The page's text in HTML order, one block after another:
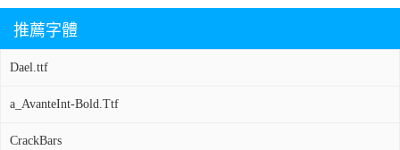
推薦字體
Dael.ttf
a_AvanteInt-Bold.Ttf
CrackBars